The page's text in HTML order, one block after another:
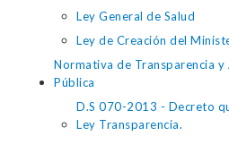
Ley General de Salud
Ley de Creación del
Normativa de Transparencia y
Pública
D.S 070-2013 - Decreto
Ley Transparencia.